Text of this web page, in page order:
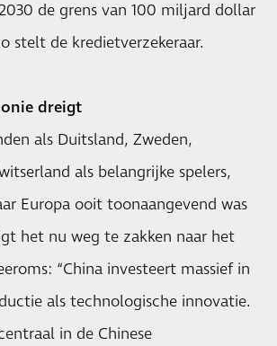
de grens van 100 miljard dollar
stelt de kredietverzekeraar.
dreigt
als Duitsland, Zweden,
als belangrijke spelers,
Europa ooit toonaangevend was
het nu weg te zakken naar het
“China investeert massief in
als technologische innovatie.
in de Chinese